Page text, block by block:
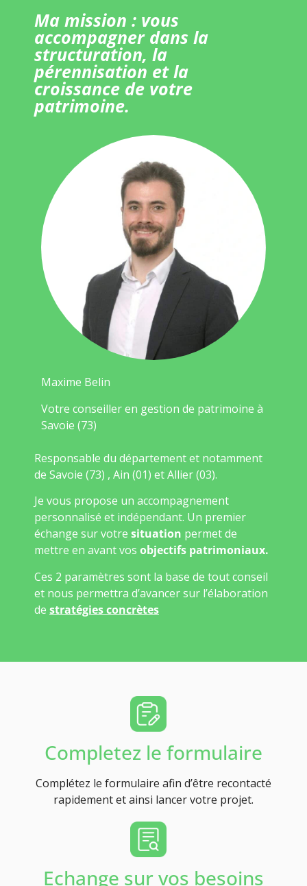
Ma mission : vous
accompagner dans la
structuration, la
pérennisation et la
croissance de votre
patrimoine.
Maxime Belin
Votre conseiller en gestion de patrimoine à
Savoie (73)
Responsable du département et notamment
de Savoie (73) , Ain (01) et Allier (03).
Je vous propose un accompagnement
personnalisé et indépendant. Un premier
échange sur votre situation permet de
mettre en avant vos objectifs patrimoniaux.
Ces 2 paramètres sont la base de tout conseil
et nous permettra d’avancer sur l’élaboration
de stratégies concrètes
Completez le formulaire
Complétez le formulaire afin d’être recontacté
rapidement et ainsi lancer votre projet.
Echange sur vos besoins